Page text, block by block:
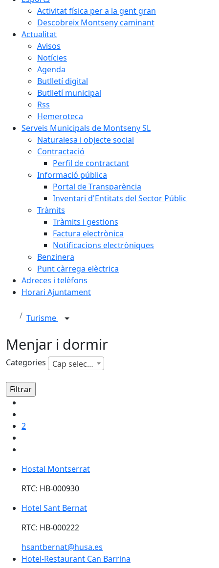
Activitat física per a la gent gran
Descobreix Montseny caminant
Actualitat
Avisos
Notícies
Agenda
Butlletí digital
Butlletí municipal
Rss
Hemeroteca
Serveis Municipals de Montseny SL
Naturalesa i objecte social
Contractació
Perfil de contractant
Informació pública
Portal de Transparència
Inventari d'Entitats del Sector Públic
Tràmits
Tràmits i gestions
Factura electrònica
Notificacions electròniques
Benzinera
Punt càrrega elèctrica
Adreces i telèfons
Horari Ajuntament
Turisme
Menjar i dormir
Categories Cap selecció
2
Hostal Montserrat
Hostal Montserrat
RTC: HB-000930
Hotel Sant Bernat
Hotel Sant Bernat
RTC: HB-000222
hsantbernat@husa.es
Hotel-Restaurant Can Barrina
Hotel-Restaurant Can Barrina